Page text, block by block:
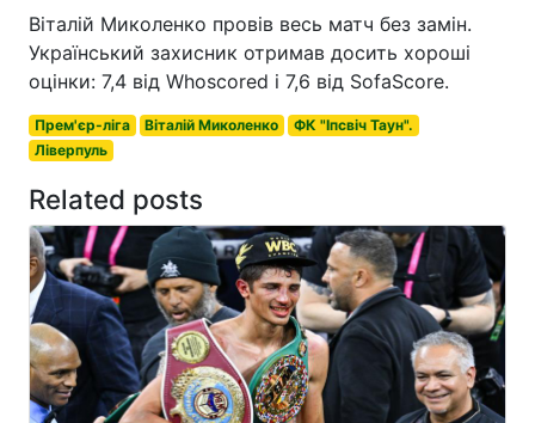
Віталій Миколенко провів весь матч без замін.
Український захисник отримав досить хороші
оцінки: 7,4 від Whoscored і 7,6 від SofaScore.
Прем'єр-ліга Віталій Миколенко
ФК "Іпсвіч Таун".
Ліверпуль
Related posts